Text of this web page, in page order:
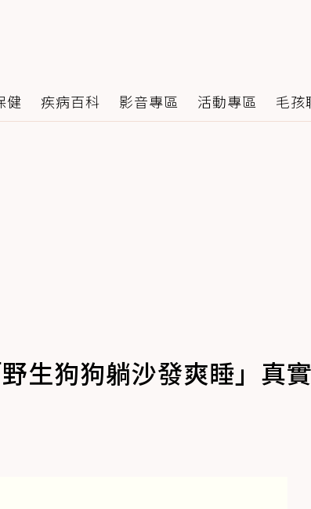
健 疾病百科 影音專區 活動專區 毛孩
生狗狗躺沙發爽睡」真